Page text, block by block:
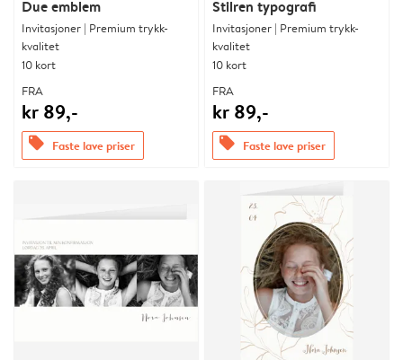
Due emblem
Invitasjoner | Premium trykk-
kvalitet
10 kort
FRA
kr 89,-
offers Faste lave priser
Stilren typografi
Invitasjoner | Premium trykk-
kvalitet
10 kort
FRA
kr 89,-
offers Faste lave priser